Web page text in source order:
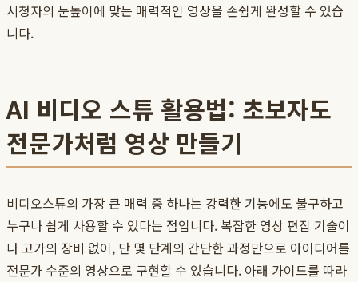
시청자의 눈높이에 맞는 매력적인 영상을 손쉽게 완성할 수 있습
니다.
AI 비디오 스튜 활용법: 초보자도
전문가처럼 영상 만들기
비디오스튜의 가장 큰 매력 중 하나는 강력한 기능에도 불구하고
누구나 쉽게 사용할 수 있다는 점입니다. 복잡한 영상 편집 기술이
나 고가의 장비 없이, 단 몇 단계의 간단한 과정만으로 아이디어를
전문가 수준의 영상으로 구현할 수 있습니다. 아래 가이드를 따라